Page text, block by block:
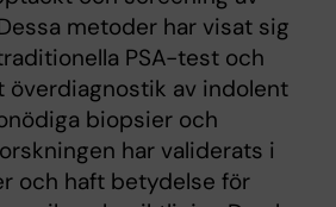
metoder har visat sig
PSA-test och
överdiagnostik av indolent
biopsier och
har validerats i
och haft betydelse för